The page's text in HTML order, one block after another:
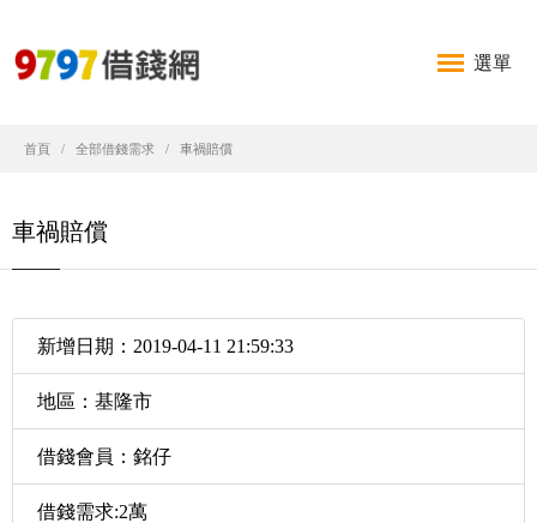
選單
首頁 全部借錢需求 車禍賠償
車禍賠償
新增日期：2019-04-11 21:59:33
地區：基隆市
借錢會員：銘仔
借錢需求:2萬